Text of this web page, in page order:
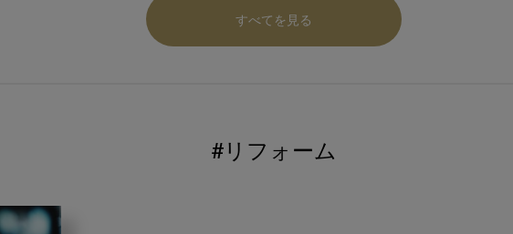
歯科医院経営 感染予防
すべてを見る
#リフォーム